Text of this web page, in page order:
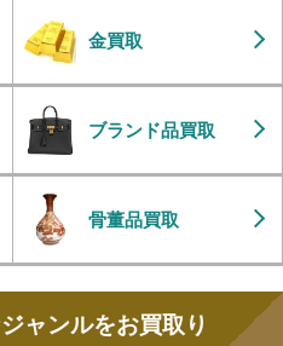
金買取
ブランド品買取
骨董品買取
ャンルをお買取り